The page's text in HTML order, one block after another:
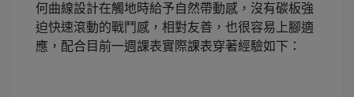
何曲線設計在觸地時給予自然帶動感，沒有碳板強
迫快速滾動的戰鬥感，相對友善，也很容易上腳適
應，配合目前一週課表實際課表穿著經驗如下：